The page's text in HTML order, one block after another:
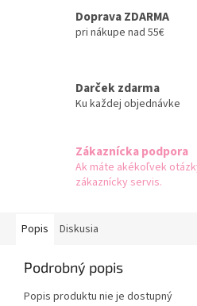
Doprava ZDARMA
pri nákupe nad 55€
Darček zdarma
Ku každej objednávke
Zákaznícka podpora
Ak máte akékoľvek
zákaznícky servis.
Popis Diskusia
Podrobný popis
Popis produktu nie je dostupný